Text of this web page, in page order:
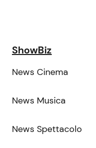
ShowBiz
News Cinema
News Musica
News Spettacolo